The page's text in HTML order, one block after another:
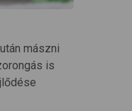
mászni
is